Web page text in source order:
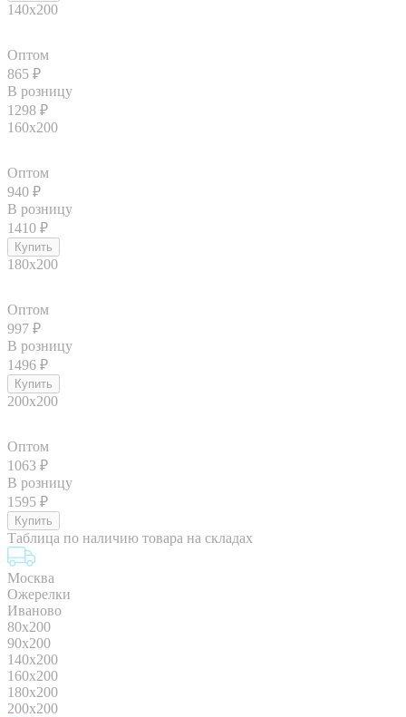
140x200
Оптом
865 ₽
В розницу
1298 ₽
160x200
Оптом
940 ₽
В розницу
1410 ₽
180x200
Оптом
997 ₽
В розницу
1496 ₽
200x200
Оптом
1063 ₽
В розницу
1595 ₽
Таблица по наличию товара на складах
Москва
Ожерелки
Иваново
80x200
90x200
140x200
160x200
180x200
200x200